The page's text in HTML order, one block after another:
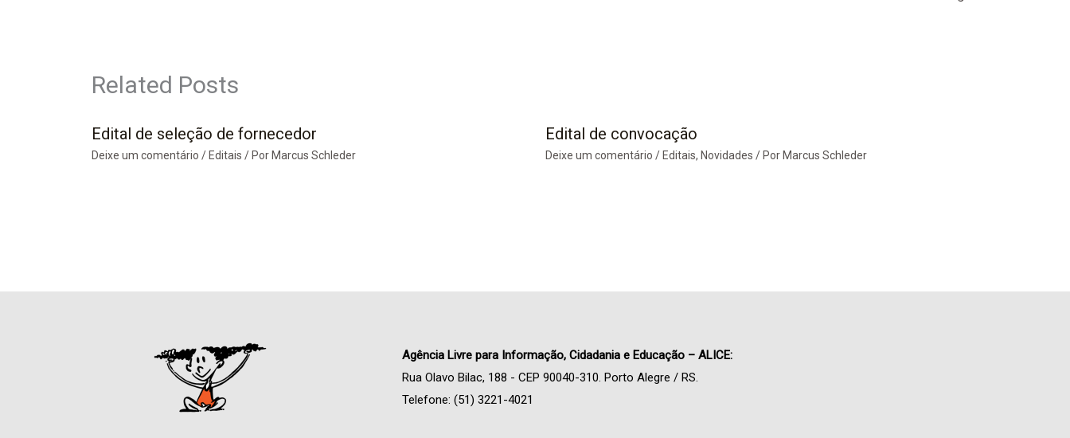
Related Posts
Edital de seleção de fornecedor
Deixe um comentário / Editais / Por Marcus Schleder
Edital de convocação
Deixe um comentário / Editais, Novidades / Por Marcus Schleder
Agência Livre para Informação, Cidadania e Educação – ALICE:
Rua Olavo Bilac, 188 - CEP 90040-310. Porto Alegre / RS.
Telefone: (51) 3221-4021